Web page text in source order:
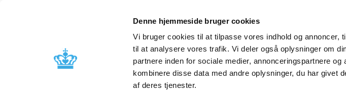
Denne hjemmeside bruger cookies
Vi bruger cookies til at tilpasse vores indhold og annoncer,
til at analysere vores trafik. Vi deler også oplysninger om
partnere inden for sociale medier, annonceringspartnere
kombinere disse data med andre oplysninger, du har givet
af deres tjenester.
Godkendelse og
Bivirkninger og
produktinformation
Tilskud og